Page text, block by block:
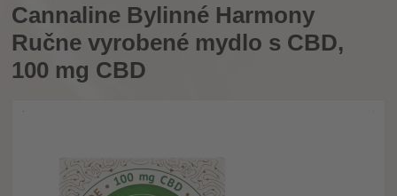
Cannaline Bylinné Harmony
Ručne vyrobené mydlo s CBD,
100 mg CBD